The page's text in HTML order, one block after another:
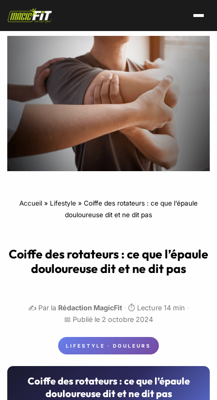
Accueil » Lifestyle » Coiffe des rotateurs : ce que l’épaule
douloureuse dit et ne dit pas
Coiffe des rotateurs : ce que l’épaule
douloureuse dit et ne dit pas
✍️ Par la Rédaction MagicFit · ⏱️ Lecture 14 min ·
📅 Publié le 2 octobre 2024
LIFESTYLE · DOULEURS
Coiffe des rotateurs : ce que l’épaule
douloureuse dit et ne dit pas